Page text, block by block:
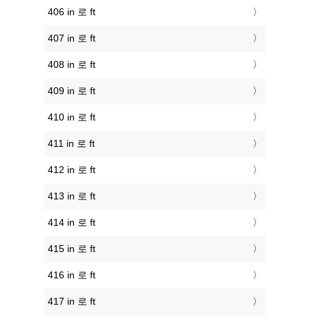
406 in 로 ft
407 in 로 ft
408 in 로 ft
409 in 로 ft
410 in 로 ft
411 in 로 ft
412 in 로 ft
413 in 로 ft
414 in 로 ft
415 in 로 ft
416 in 로 ft
417 in 로 ft